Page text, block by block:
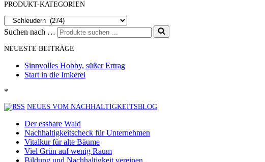
PRODUKT-KATEGORIEN
Suchen nach …
NEUESTE BEITRÄGE
Sinnvolles Hobby, süßer Ertrag
Start in die Imkerei
*
NEUES VOM NACHHALTIGKEITSBLOG
Der essbare Wald
Nachhaltigkeitscheck für Unternehmen
Vitalkur für alte Bäume
Viel Grün auf wenig Raum
Bildung und Nachhaltigkeit vereinen